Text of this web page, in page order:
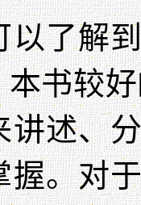
以了解
书较
讲述、
握。对